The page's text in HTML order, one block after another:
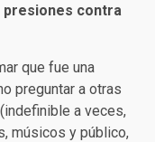
presiones contra
que fue una
preguntar a otras
a veces,
músicos y público,